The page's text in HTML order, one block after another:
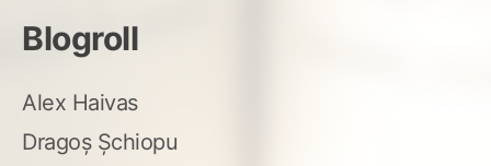
Blogroll
Alex Haivas
Dragoș Șchiopu